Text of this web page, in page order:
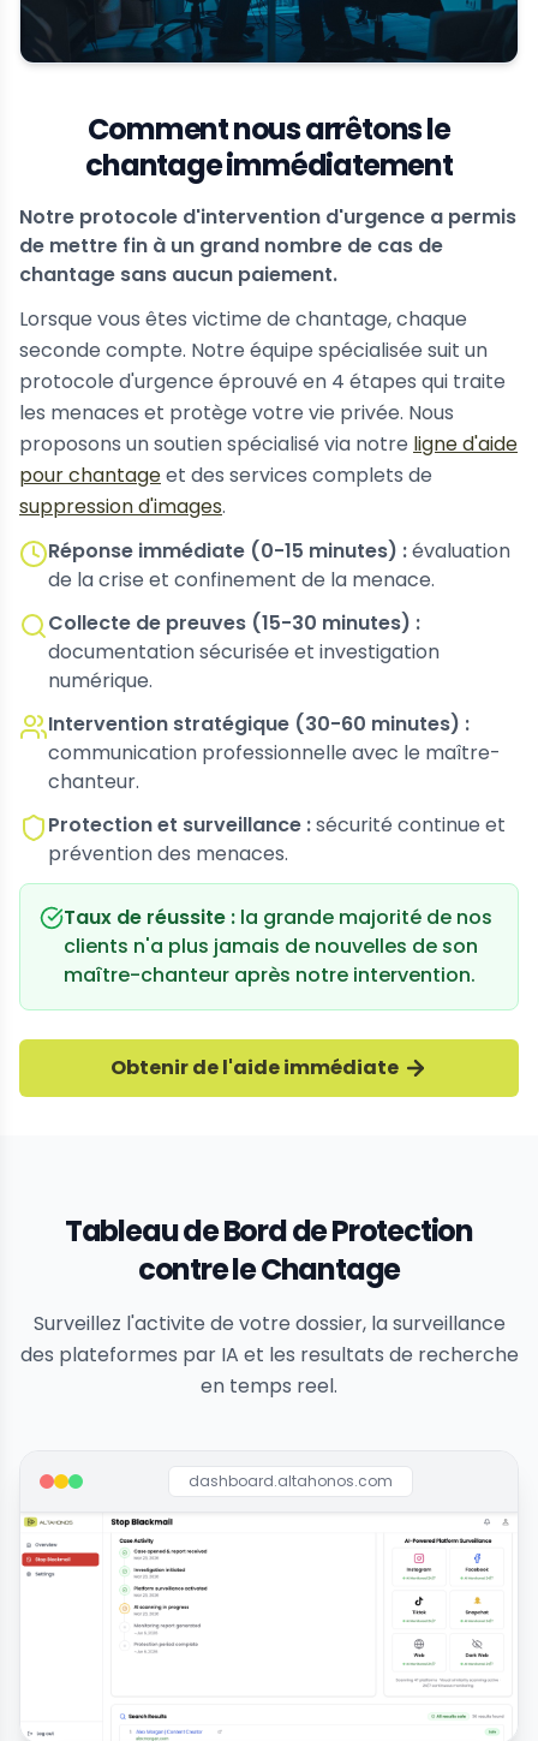
Comment nous arrêtons le
chantage immédiatement
Notre protocole d'intervention d'urgence a permis
de mettre fin à un grand nombre de cas de
chantage sans aucun paiement.
Lorsque vous êtes victime de chantage, chaque
seconde compte. Notre équipe spécialisée suit un
protocole d'urgence éprouvé en 4 étapes qui traite
les menaces et protège votre vie privée. Nous
proposons un soutien spécialisé via notre ligne d'aide
pour chantageet des services complets de
suppression d'images.
Réponse immédiate (0-15 minutes) :évaluation
de la crise et confinement de la menace.
Collecte de preuves (15-30 minutes) :
documentation sécurisée et investigation
numérique.
Intervention stratégique (30-60 minutes) :
communication professionnelle avec le maître-
chanteur.
Protection et surveillance :sécurité continue et
prévention des menaces.
Taux de réussite : la grande majorité de nos
clients n'a plus jamais de nouvelles de son
maître-chanteur après notre intervention.
Obtenir de l'aide immédiate
Tableau de Bord de Protection
contre le Chantage
Surveillez l'activite de votre dossier, la surveillance
des plateformes par IA et les resultats de recherche
en temps reel.
dashboard.altahonos.com